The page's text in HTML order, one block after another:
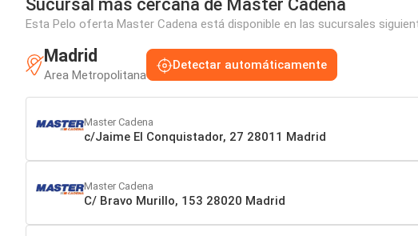
Sucursal más cercana de Master Cadena
Esta Pelo oferta Master Cadena está disponible en las sucursales
Madrid
Area Metropolitana
Detectar automáticamente
Master Cadena
c/Jaime El Conquistador, 27 28011 Madrid
Master Cadena
C/ Bravo Murillo, 153 28020 Madrid